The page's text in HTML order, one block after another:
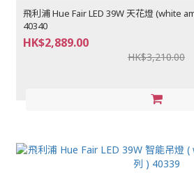
飛利浦 Hue Fair LED 39W 天花燈 (white ambiance白光系列 )
40340
HK$2,889.00
HK$3,210.00